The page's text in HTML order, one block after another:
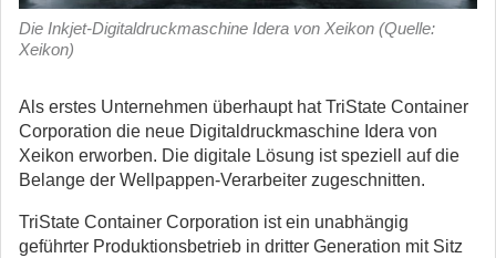
Die Inkjet-Digitaldruckmaschine Idera von Xeikon (Quelle:
Xeikon)
Als erstes Unternehmen überhaupt hat TriState Container
Corporation die neue Digitaldruckmaschine Idera von
Xeikon erworben. Die digitale Lösung ist speziell auf die
Belange der Wellpappen-Verarbeiter zugeschnitten.
TriState Container Corporation ist ein unabhängig
geführter Produktionsbetrieb in dritter Generation mit Sitz